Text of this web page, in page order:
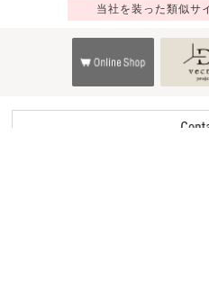
当社を装った類似サ